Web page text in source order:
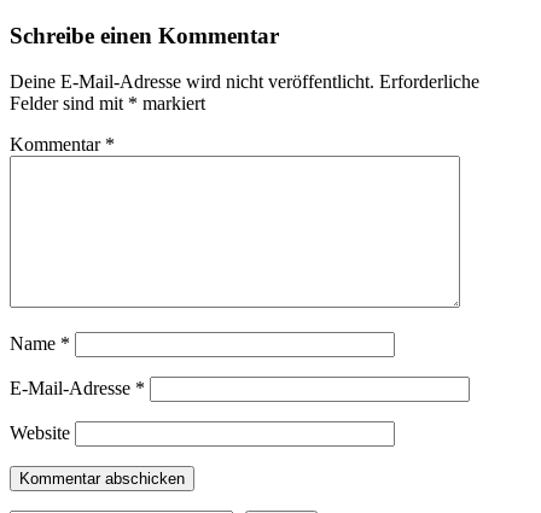
Schreibe einen Kommentar
Deine E-Mail-Adresse wird nicht veröffentlicht. Erforderliche
Felder sind mit * markiert
Kommentar *
Name *
E-Mail-Adresse *
Website